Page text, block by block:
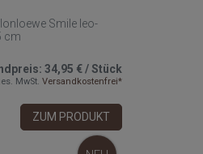
Smile leo-
cm
34,95 €/Stück
MwSt. Versandkostenfrei*
ZUM PRODUKT